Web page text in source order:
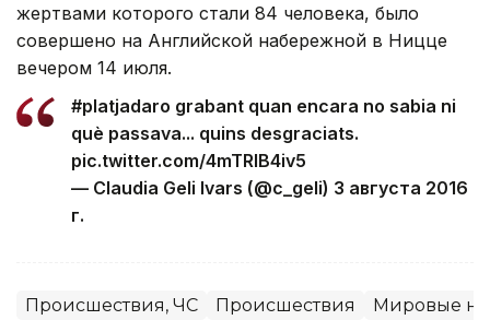
жертвами которого стали 84 человека, было
совершено на Английской набережной в Ницце
вечером 14 июля.
#platjadaro grabant quan encara no sabia ni
què passava... quins desgraciats.
pic.twitter.com/4mTRlB4iv5
— Claudia Geli Ivars (@c_geli) 3 августа 2016
г.
Происшествия, ЧС Происшествия Мировые